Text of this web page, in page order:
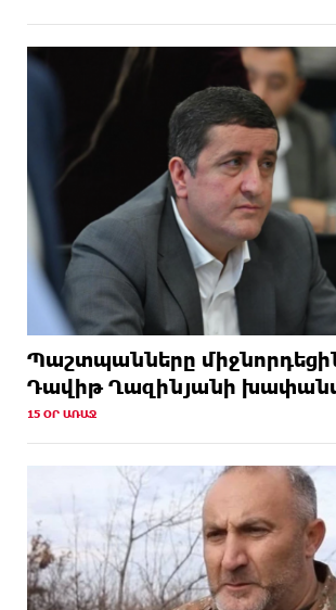
Պաշտպանները
Դավիթ Ղազինյանի
15 ՕՐ ԱՌԱՋ